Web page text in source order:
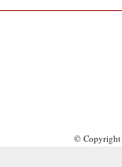
© Copyright